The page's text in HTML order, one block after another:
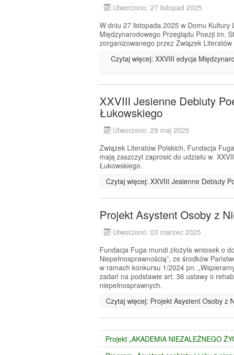
Utworzono: 27 listopad 2025
W dniu 27 listopada 2025 w Domu Kultury
Międzynarodowego Przeglądu Poezji im.
zorganizowanego przez Związek
Czytaj więcej: XXVIII edycja
XXVIII Jesienne Debiuty
Łukowskiego
Utworzono: 29 maj 2025
Związek Literatów Polskich, Fundacja
mają zaszczyt zaprosić do udziału w
Łukowskiego.
Czytaj więcej: XXVIII Jesienne Debiuty
Projekt Asystent Osoby z
Utworzono: 03 marzec 2025
Fundacja Fuga mundi złożyła wniosek o
Niepełnosprawnością”, ze środków
w ramach konkursu 1/2024 pn.
zadań na podstawie art. 36 ustawy o
niepełnosprawnych.
Czytaj więcej: Projekt Asystent Osoby z
Projekt „AKADEMIA NIEZALEŻNEGO